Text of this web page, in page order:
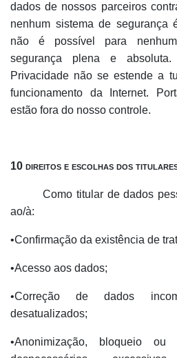
dados de nossos parceiros
nenhum sistema de segurança
não é possível para
segurança plena e absoluta.
Privacidade não se estende a
funcionamento da Internet.
estão fora do nosso controle.
10 direitos e escolhas dos
Como titular de dados
ao/à:
•Confirmação da existência de
•Acesso aos dados;
•Correção de dados
desatualizados;
•Anonimização, bloqueio